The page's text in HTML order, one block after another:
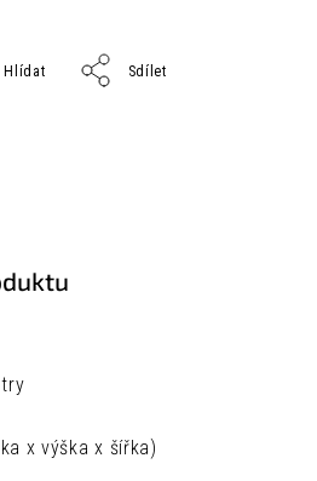
Hlídat Sdílet
x výška x šířka)